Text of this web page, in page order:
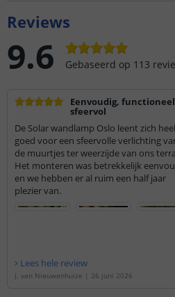
Reviews
9.6 Gebaseerd op 113
Eenvoudig,
sfeervol
De Solar wandlamp Oslo leent zich heel
goed voor een sfeervolle verlichting
de muurtjes ter weerzijde van ons
Het monteren was betrekkelijk
en we hebben er al ruim een half jaar
plezier van.
Lees hele review
J. van Nieuwenhuize | 26 juni 2026